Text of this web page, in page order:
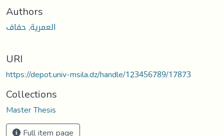
Authors
العمرية, حفاف
URI
https://depot.univ-msila.dz/handle/123456789/17873
Collections
Master Thesis
Full item page